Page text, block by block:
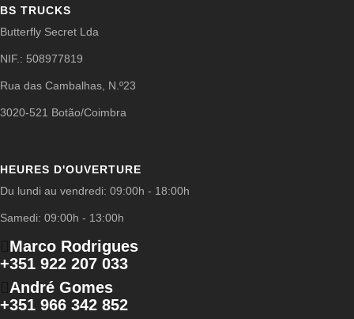
BS TRUCKS
Butterfly Secret Lda
NIF.: 508977819
Rua das Cambalhas, N.º23
3020-521 Botão/Coimbra
HEURES D'OUVERTURE
Du lundi au vendredi: 09:00h - 18:00h
Samedi: 09:00h - 13:00h
Marco Rodrigues
+351 922 207 033
André Gomes
+351 966 342 852